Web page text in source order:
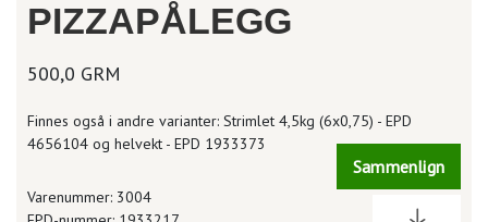
PIZZAPÅLEGG
500,0 GRM
Finnes også i andre varianter: Strimlet 4,5kg (6x0,75) - EPD
4656104 og helvekt - EPD 1933373
Sammenlign
Varenummer: 3004